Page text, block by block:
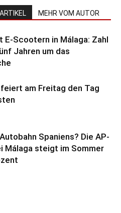
MEHR VOM AUTOR
E-Scootern in Málaga: Zahl
Jahren um das
am Freitag den Tag
Spaniens? Die AP-
Málaga steigt im Sommer